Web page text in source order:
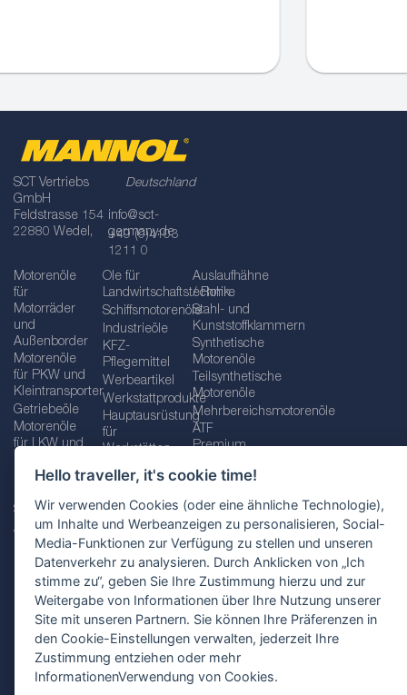
Hello traveller, it's cookie time!
Wir verwenden Cookies (oder eine ähnliche Technologie),
um Inhalte und Werbeanzeigen zu personalisieren, Social-
Media-Funktionen zur Verfügung zu stellen und unseren
Datenverkehr zu analysieren. Durch Anklicken von „Ich
stimme zu“, geben Sie Ihre Zustimmung hierzu und zur
Weitergabe von Informationen über Ihre Nutzung unserer
Site mit unseren Partnern. Sie können Ihre Präferenzen in
den Cookie-Einstellungen verwalten, jederzeit Ihre
Zustimmung entziehen oder mehr
InformationenVerwendung von Cookies.
SCT Vertriebs
GmbH
Feldstrasse 154
22880 Wedel,
Deutschland
info@sct-
germany.de
+49 (0)4103
1211 0
Motorenöle
für
Motorräder
und
Außenborder
Motorenöle
für PKW und
Kleintransporter
Getriebeöle
Motorenöle
für LKW und
Betriebs-
Serviceflüssigkeiten
Additive
Fette
Öle für
Landwirtschaftstechnik
Schiffsmotorenöle
Industrieöle
KFZ-
Pflegemittel
Werbeartikel
Werkstattprodukte
Hauptausrüstung
für
Werkstätten
Schraubenschlüssel
und
Schraubenschlüsselsätze
Zusätzliche
Werkzeuge
für
Werkstätten
Auslaufhähne
/ Rohre
Stahl- und
Kunststoffklammern
Synthetische
Motorenöle
Teilsynthetische
Motorenöle
Mehrbereichsmotorenöle
ATF
Premium
Öle für
Getriebeöle
Impressum AGB
Datenschutzbestimmungen Standortauswahl